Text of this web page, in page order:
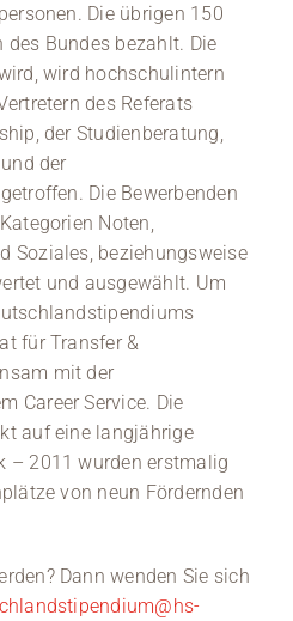
Die übrigen 150
Bundes bezahlt. Die
wird hochschulintern
des Referats
der Studienberatung,
der
Die Bewerbenden
Noten,
Soziales, beziehungsweise
und ausgewählt. Um
für Transfer &
mit der
Career Service. Die
auf eine langjährige
– 2011 wurden erstmalig
von neun Fördernden
Dann wenden Sie sich